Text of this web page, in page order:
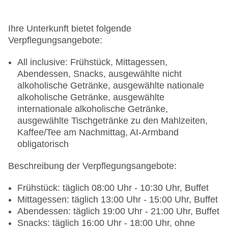
Ihre Unterkunft bietet folgende
Verpflegungsangebote:
All inclusive: Frühstück, Mittagessen,
Abendessen, Snacks, ausgewählte nicht
alkoholische Getränke, ausgewählte nationale
alkoholische Getränke, ausgewählte
internationale alkoholische Getränke,
ausgewählte Tischgetränke zu den Mahlzeiten,
Kaffee/Tee am Nachmittag, AI-Armband
obligatorisch
Beschreibung der Verpflegungsangebote:
Frühstück: täglich 08:00 Uhr - 10:30 Uhr, Buffet
Mittagessen: täglich 13:00 Uhr - 15:00 Uhr, Buffet
Abendessen: täglich 19:00 Uhr - 21:00 Uhr, Buffet
Snacks: täglich 16:00 Uhr - 18:00 Uhr, ohne